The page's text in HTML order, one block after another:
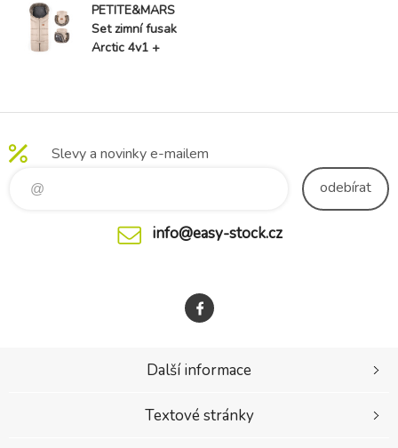
PETITE&MARS
Set zimní fusak
Arctic 4v1 +
Slevy a novinky e-mailem
odebírat
info@easy-stock.cz
Další informace
Textové stránky